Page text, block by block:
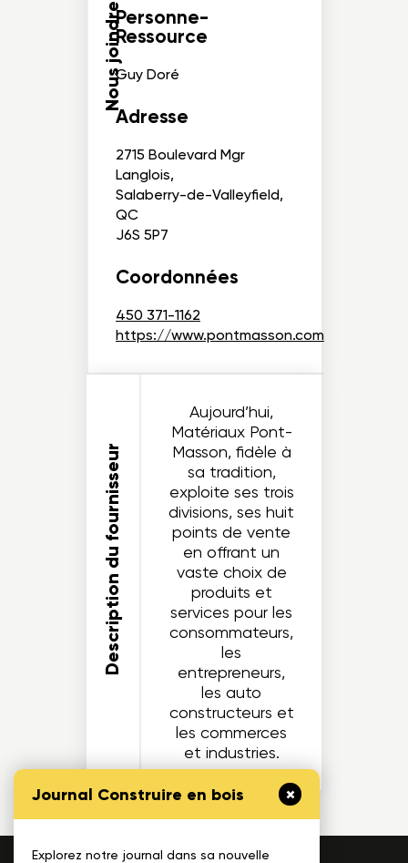
Journal Construire en bois
Explorez notre journal dans sa nouvelle
Nous joindrePersonne-
Ressource
Guy Doré
Adresse
2715 Boulevard Mgr
Langlois,
Salaberry-de-Valleyfield,
QC
J6S 5P7
Coordonnées
450 371-1162
https://www.pontmasson.com
Description du fournisseur
Aujourd’hui,
Matériaux Pont-
Masson, fidèle à
sa tradition,
exploite ses trois
divisions, ses huit
points de vente
en offrant un
vaste choix de
produits et
services pour les
consommateurs,
les
entrepreneurs,
les auto
constructeurs et
les commerces
et industries.